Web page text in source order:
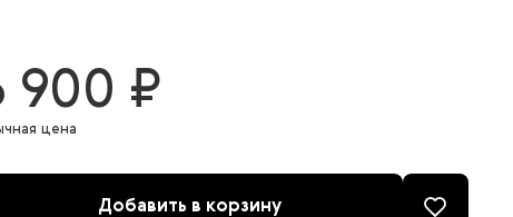
900 ₽
цена
Добавить в корзину